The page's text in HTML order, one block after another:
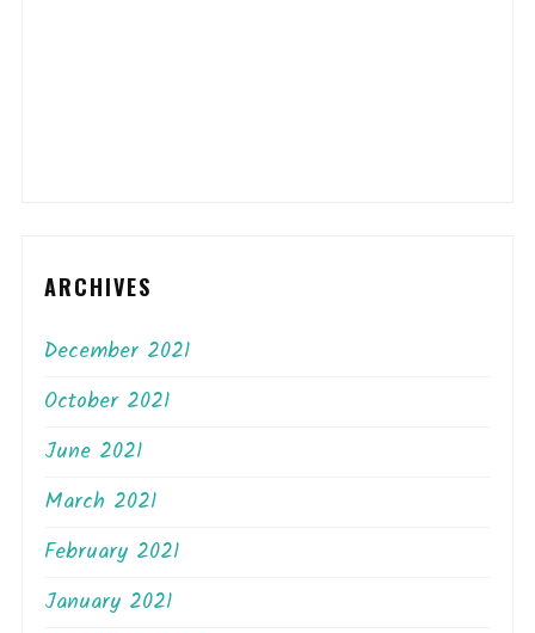
ARCHIVES
December 2021
October 2021
June 2021
March 2021
February 2021
January 2021